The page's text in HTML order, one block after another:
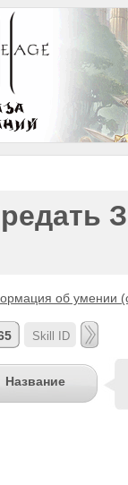
об умении
Название